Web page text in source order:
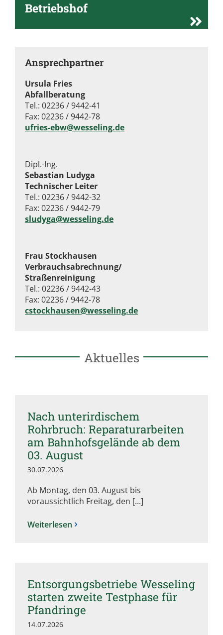
Betriebshof
Ansprechpartner
Ursula Fries
Abfallberatung
Tel.: 02236 / 9442-41
Fax: 02236 / 9442-78
ufries-ebw@wesseling.de
Dipl.-Ing.
Sebastian Ludyga
Technischer Leiter
Tel.: 02236 / 9442-32
Fax: 02236 / 9442-79
sludyga@wesseling.de
Frau Stockhausen
Verbrauchsabrechnung/
Straßenreinigung
Tel.: 02236 / 9442-43
Fax: 02236 / 9442-78
cstockhausen@wesseling.de
Aktuelles
Nach unterirdischem
Rohrbruch: Reparaturarbeiten
am Bahnhofsgelände ab dem
03. August
30.07.2026
Ab Montag, den 03. August bis
voraussichtlich Freitag, den [...]
Weiterlesen
Entsorgungsbetriebe Wesseling
starten zweite Testphase für
Pfandringe
14.07.2026